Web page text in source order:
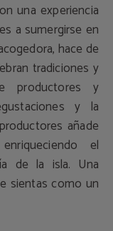
una experiencia
a sumergirse en
hace de
tradiciones y
productores y
y la
añade
el
de la isla. Una
sientas como un